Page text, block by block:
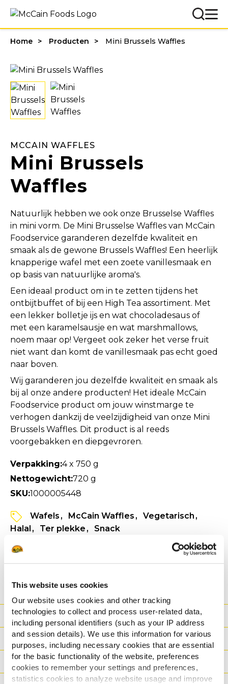
This website uses cookies
Our website uses cookies and other tracking
technologies to collect and process user-related data,
including personal identifiers (such as your IP address
and session details). We use this information for various
purposes, including necessary cookies that are essential
for the basic functionality of the website, preferences
cookies to remember your settings and preferences,
statistics cookies to analyze website usage and improve
Home Producten Mini Brussels Waffles
MCCAIN WAFFLES
Mini Brussels
Waffles
Natuurlijk hebben we ook onze Brusselse Waffles
in mini vorm. De Mini Brusselse Waffles van McCain
Foodservice garanderen dezelfde kwaliteit en
smaak als de gewone Brussels Waffles! Een heerlijk
knapperige wafel met een zoete vanillesmaak en
op basis van natuurlijke aroma's.
Een ideaal product om in te zetten tijdens het
ontbijtbuffet of bij een High Tea assortiment. Met
een lekker bolletje ijs en wat chocoladesaus of
met een karamelsausje en wat marshmallows,
noem maar op! Vergeet ook zeker het verse fruit
niet want dan komt de vanillesmaak pas echt goed
naar boven.
Wij garanderen jou dezelfde kwaliteit en smaak als
bij al onze andere producten! Het ideale McCain
Foodservice product om jouw winstmarge te
verhogen dankzij de veelzijdigheid van onze Mini
Brussels Waffles. Dit product is al reeds
voorgebakken en diepgevroren.
Verpakking:4 x 750 g
Nettogewicht:720 g
SKU:1000005448
Wafels McCain Waffles
Vegetarisch
Halal
Ter plekke Snack
Voordeel
Nutritionele informatie
Ingrediënten